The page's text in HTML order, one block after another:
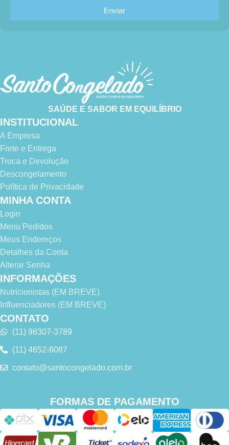
Enviar
SAÚDE E SABOR EM EQUILÍBRIO
INSTITUCIONAL
A Empresa
Frete e Entrega
Troca e Devolução
Descongelamento
Política de Privacidade
MINHA CONTA
Login
Menu Pedidos
Meus Endereços
Detalhes da Conta
Alterar Senha
INFORMAÇÕES
Nutricionistas (EM BREVE)
Influenciadores (EM BREVE)
CONTATO
(11) 98307-3789
(11) 4652-6087
contato@santocongelado.com.br
FORMAS DE PAGAMENTO